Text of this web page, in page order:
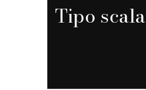
Tipo scala